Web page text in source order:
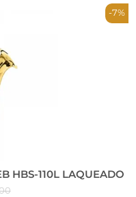
-7%
HBS-110L LAQUEADO